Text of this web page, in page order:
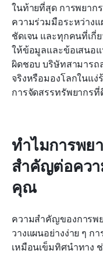
ในท้ายที่สุด การพยา
ความร่วมมือระหว่าง
ชัดเจน และทุกคนที่เกี่
ให้ข้อมูลและข้อเสนอ
ผิดชอบ บริษัทสามารถ
จริงหรือมองโลกในแง่
การจัดสรรทรัพยากร
ทำไมการพย
สำคัญต่อควา
คุณ
ความสำคัญของการพ
วางแผนอย่างง่าย ๆ
เหมือนเข็มทิศนำทาง